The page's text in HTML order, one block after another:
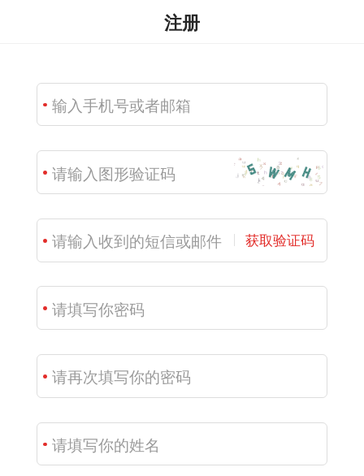
注册
获取验证码